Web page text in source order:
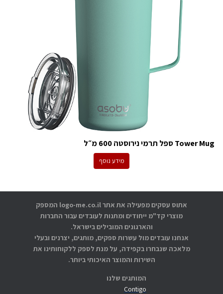
Tower Mug ספל תרמי נירוסטה 600 מ״ל
מידע נוסף
המותגים שלנו
Contigo
אתוס עסקים מפעילה את אתר logo-me.co.il המספק
מוצרי קד"מ ייחודים ומתנות לעובדים עבור החברות
והארגונים המובילים בישראל.
אנחנו עובדים מול עשרות ספקים, מותגים, יצרנים ובעלי
מלאכה שנבחרו בקפידה, על מנת לספק ללקוחותינו את
השירות והמוצר האיכותי ביותר.